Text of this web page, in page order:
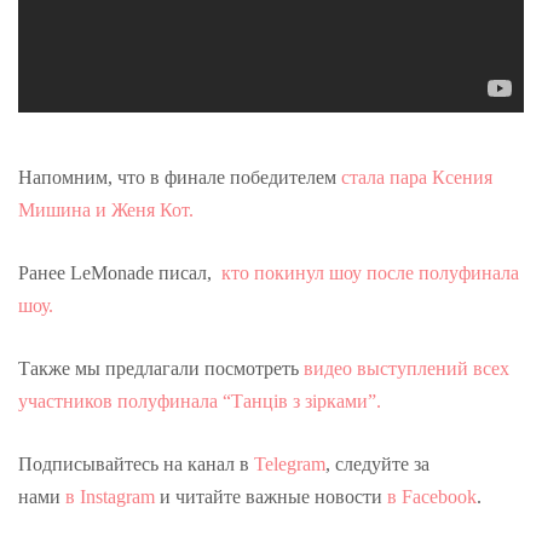
Напомним, что в финале победителем стала пара Ксения
Мишина и Женя Кот.
Ранее LeMonade писал, кто покинул шоу после полуфинала
шоу.
Также мы предлагали посмотреть видео выступлений всех
участников полуфинала “Танців з зірками”.
Подписывайтесь на канал в Telegram, следуйте за
нами в Instagram и читайте важные новости в Facebook.